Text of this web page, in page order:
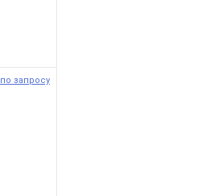
по запросу